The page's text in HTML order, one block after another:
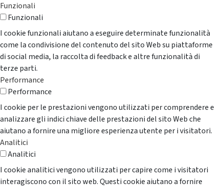
Funzionali
Funzionali
I cookie funzionali aiutano a eseguire determinate funzionalità
come la condivisione del contenuto del sito Web su piattaforme
di social media, la raccolta di feedback e altre funzionalità di
terze parti.
Performance
Performance
I cookie per le prestazioni vengono utilizzati per comprendere e
analizzare gli indici chiave delle prestazioni del sito Web che
aiutano a fornire una migliore esperienza utente per i visitatori.
Analitici
Analitici
I cookie analitici vengono utilizzati per capire come i visitatori
interagiscono con il sito web. Questi cookie aiutano a fornire